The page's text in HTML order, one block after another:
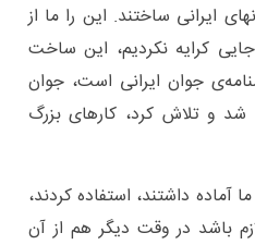
ایرانی ساختند. این را ما از
کرایه نکردیم، این ساخت
جوان ایرانی است، جوان
شد و تلاش کرد، کارهای بزرگ
آماده داشتند، استفاده کردند،
باشد در وقت دیگر هم از آن